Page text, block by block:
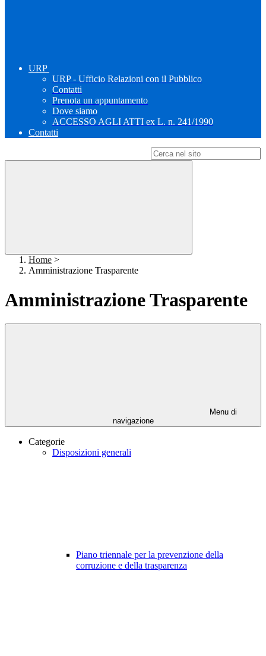
URP
URP - Ufficio Relazioni con il Pubblico
Contatti
Prenota un appuntamento
Dove siamo
ACCESSO AGLI ATTI ex L. n. 241/1990
Contatti
Home >
Amministrazione Trasparente
Amministrazione Trasparente
Menu di
navigazione
Categorie
Disposizioni generali
Piano triennale per la prevenzione della
corruzione e della trasparenza